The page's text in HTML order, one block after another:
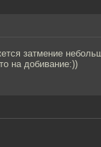
затмение
на добивание:))